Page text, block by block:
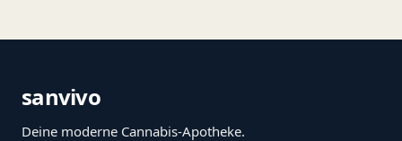
sanvivo
Deine moderne Cannabis-Apotheke.